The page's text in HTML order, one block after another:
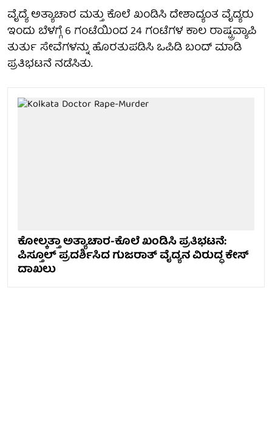
ವೈದ್ಯೆ ಅತ್ಯಾಚಾರ ಮತ್ತು ಕೊಲೆ ಖಂಡಿಸಿ ದೇಶಾದ್ಯಂತ ವೈದ್ಯರು
ಇಂದು ಬೆಳಗ್ಗೆ 6 ಗಂಟೆಯಿಂದ 24 ಗಂಟೆಗಳ ಕಾಲ ರಾಷ್ಟ್ರವ್ಯಾಪಿ
ತುರ್ತು ಸೇವೆಗಳನ್ನು ಹೊರತುಪಡಿಸಿ ಒಪಿಡಿ ಬಂದ್ ಮಾಡಿ
ಪ್ರತಿಭಟನೆ ನಡೆಸಿತು.
ಕೋಲ್ಕತ್ತಾ ಅತ್ಯಾಚಾರ-ಕೊಲೆ ಖಂಡಿಸಿ ಪ್ರತಿಭಟನೆ:
ಪಿಸ್ತೂಲ್ ಪ್ರದರ್ಶಿಸಿದ ಗುಜರಾತ್ ವೈದ್ಯನ ವಿರುದ್ಧ ಕೇಸ್
ದಾಖಲು